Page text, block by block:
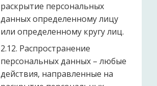
раскрытие персональных
данных определенному лицу
или определенному кругу лиц.
2.12. Распространение
персональных данных – любые
действия, направленные на